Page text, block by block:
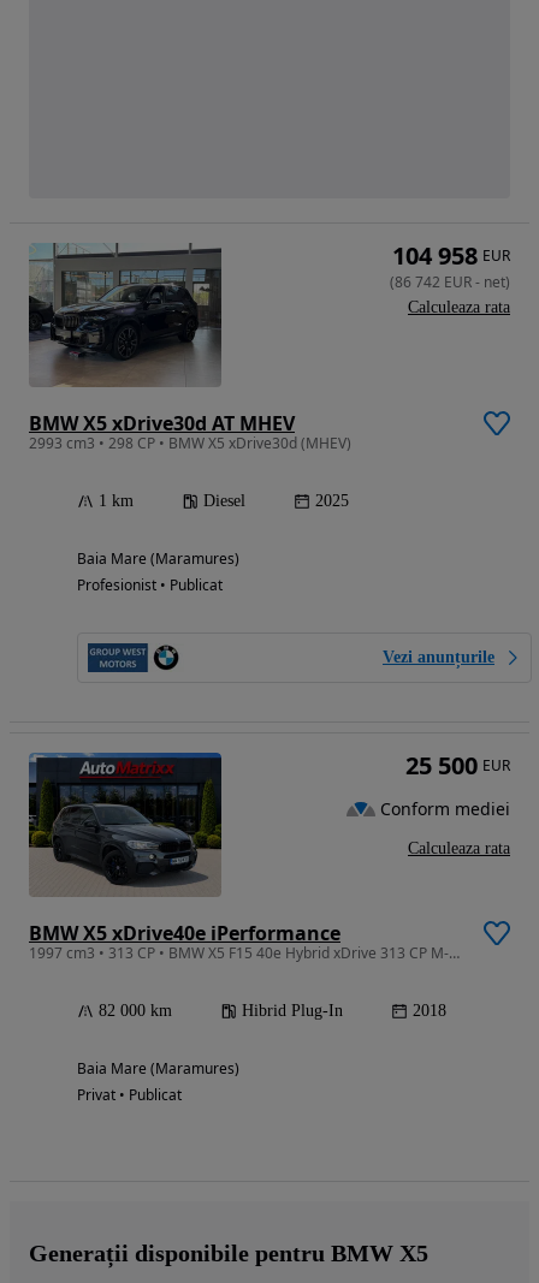
BMW X5 xDrive30d AT MHEV
2993 cm3 • 298 CP • BMW X5 xDrive30d (MHEV)
1 km Diesel 2025
Baia Mare (Maramures)
Profesionist • Publicat
Vezi anunțurile
104 958 EUR
(86 742 EUR- net)
Calculeaza rata
BMW X5 xDrive40e iPerformance
1997 cm3 • 313 CP • BMW X5 F15 40e Hybrid xDrive 313 CP M-Pack LED
82 000 km Hibrid Plug-In 2018
Baia Mare (Maramures)
Privat • Publicat
25 500 EUR
Conform mediei
Calculeaza rata
Generații disponibile pentru BMW X5